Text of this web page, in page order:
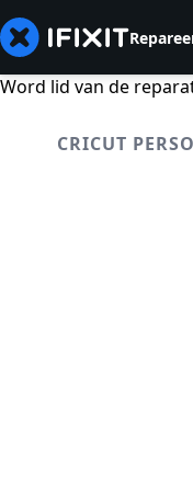
Word lid van de
CRICUT